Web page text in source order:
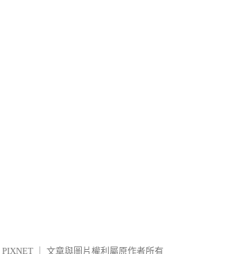
PIXNET 文章與圖片權利屬原作者所有